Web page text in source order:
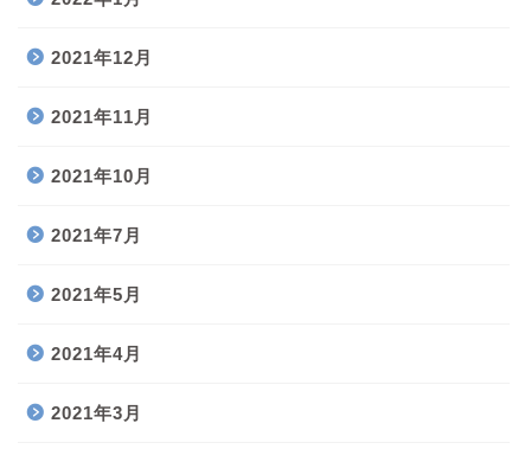
2021年12月
2021年11月
2021年10月
2021年7月
2021年5月
2021年4月
2021年3月